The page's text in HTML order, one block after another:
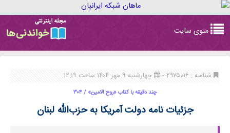
navigation
منوی سایت
شناسه : ۲۹۷۵۰۱۶ - چهارشنبه ۹ مهر ۱۴۰۴ ساعت ۱۲:۱۹
چند دقیقه با کتاب‌ «روح الامین» / ۳۰۴
جزئیات نامه دولت آمریکا به حزب‌الله لبنان